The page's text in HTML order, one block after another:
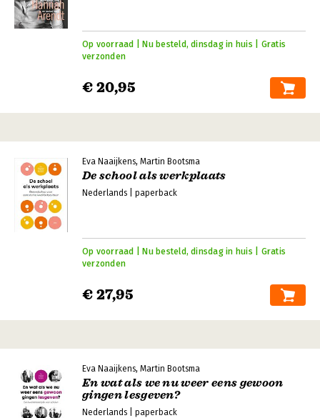
Op voorraad | Nu besteld, dinsdag in huis | Gratis
verzonden
€ 20,95
Eva Naaijkens, Martin Bootsma
De school als werkplaats
Nederlands | paperback
Op voorraad | Nu besteld, dinsdag in huis | Gratis
verzonden
€ 27,95
Eva Naaijkens, Martin Bootsma
En wat als we nu weer eens gewoon
gingen lesgeven?
Nederlands | paperback